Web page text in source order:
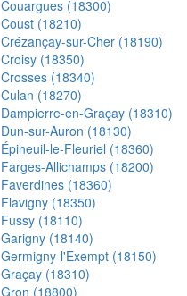
Couargues (18300)
Coust (18210)
Crézançay-sur-Cher (18190)
Croisy (18350)
Crosses (18340)
Culan (18270)
Dampierre-en-Graçay (18310)
Dun-sur-Auron (18130)
Épineuil-le-Fleuriel (18360)
Farges-Allichamps (18200)
Faverdines (18360)
Flavigny (18350)
Fussy (18110)
Garigny (18140)
Germigny-l'Exempt (18150)
Graçay (18310)
Gron (18800)